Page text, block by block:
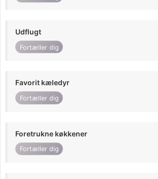
Udflugt
Fortæller dig
Favorit kæledyr
Fortæller dig
Foretrukne køkkener
Fortæller dig